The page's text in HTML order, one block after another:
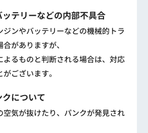
テリーなどの内部不具合
ジンやバッテリーなどの機械的トラ
がありますが、
よるものと判断される場合は、対応
ございます。
について
空気が抜けたり、パンクが発見され